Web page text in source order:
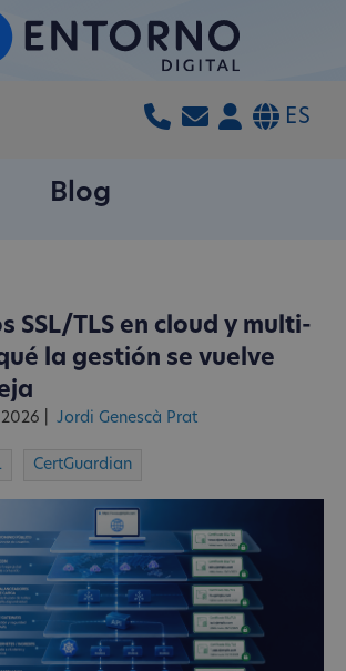
ES
Blog
SSL/TLS en cloud y multi-
la gestión se vuelve
Jordi Genescà Prat
CertGuardian